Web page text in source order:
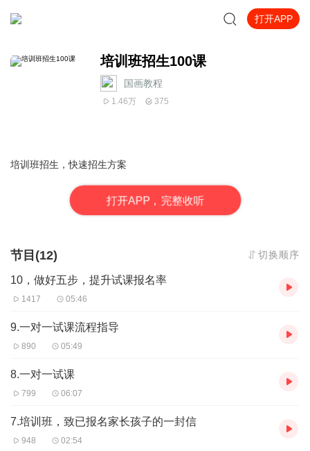
打开APP
培训班招生100课
国画教程
1.46万 375
培训班招生，快速招生方案
打开APP，完整收听
节目(12) 切换顺序
10，做好五步，提升试课报名率
1417 05:46
9.一对一试课流程指导
890 05:49
8.一对一试课
799 06:07
7.培训班，致已报名家长孩子的一封信
948 02:54